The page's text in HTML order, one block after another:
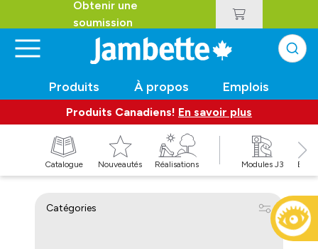
Obtenir une
soumission
Produits À propos Emplois
Produits Canadiens! En savoir plus
Catalogue Nouveautés Réalisations Modules J3
Catégories